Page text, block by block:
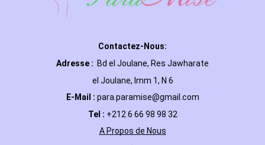
Contactez-Nous:
Adresse : Bd el Joulane, Res Jawharate
el Joulane, Imm 1, N 6
E-Mail : para.paramise@gmail.com
Tel : +212 6 66 98 98 32
A Propos de Nous